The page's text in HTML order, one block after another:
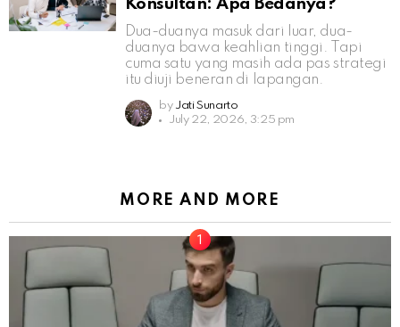
Konsultan: Apa Bedanya?
Dua-duanya masuk dari luar, dua-
duanya bawa keahlian tinggi. Tapi
cuma satu yang masih ada pas strategi
itu diuji beneran di lapangan.
by Jati Sunarto
July 22, 2026, 3:25 pm
MORE AND MORE